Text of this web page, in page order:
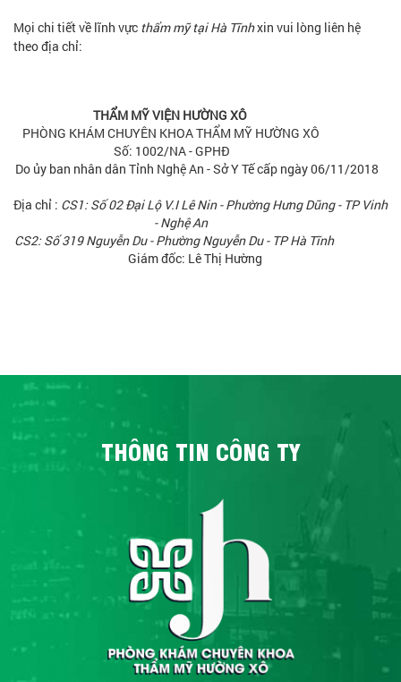
Mọi chi tiết về lĩnh vực thẩm mỹ tại Hà Tĩnhxin vui lòng liên hệ
theo địa chỉ:
THẨM MỸ VIỆN HƯỜNG XÔ
PHÒNG KHÁM CHUYÊN KHOA THẨM MỸ HƯỜNG XÔ
Số: 1002/NA - GPHĐ
Do ủy ban nhân dân Tỉnh Nghệ An - Sở Y Tế cấp ngày 06/11/2018
Địa chỉ : CS1: Số 02 Đại Lộ V.I Lê Nin - Phường Hưng Dũng - TP Vinh
- Nghệ An
CS2: Số 319 Nguyễn Du - Phường Nguyễn Du - TP Hà Tĩnh
Giám đốc: Lê Thị Hường
THÔNG TIN CÔNG TY